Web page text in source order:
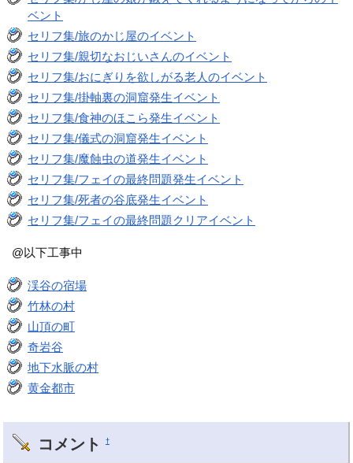
ベント
セリフ集/旅のかじ屋のイベント
セリフ集/親切なおじいさんのイベント
セリフ集/おにぎりを欲しがる老人のイベント
セリフ集/掛軸裏の洞窟発生イベント
セリフ集/食神のほこら発生イベント
セリフ集/儀式の洞窟発生イベント
セリフ集/魔蝕虫の道発生イベント
セリフ集/フェイの最終問題発生イベント
セリフ集/死者の谷底発生イベント
セリフ集/フェイの最終問題クリアイベント
@以下工事中
渓谷の宿場
竹林の村
山頂の町
奇岩谷
地下水脈の村
黄金都市
コメント †